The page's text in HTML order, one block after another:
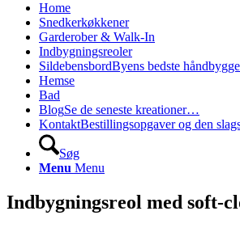
Home
Snedkerkøkkener
Garderober & Walk-In
Indbygningsreoler
SildebensbordByens bedste
Hemse
Bad
BlogSe de seneste kreationer…
KontaktBestillingsopgaver og den
Søg
Menu Menu
Indbygningsreol med soft-